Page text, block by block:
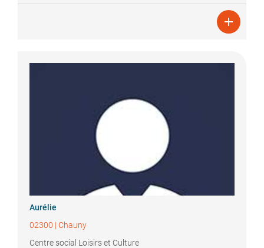

Aurélie
02300 | Chauny
Centre social Loisirs et Culture